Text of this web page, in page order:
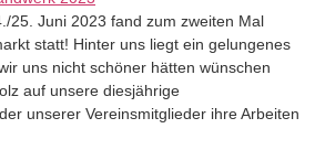
25. Juni 2023 fand zum zweiten Mal
statt! Hinter uns liegt ein gelungenes
uns nicht schöner hätten wünschen
auf unsere diesjährige
unserer Vereinsmitglieder ihre Arbeiten